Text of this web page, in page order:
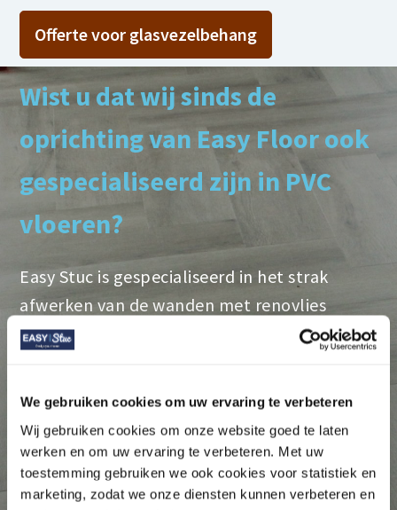
We gebruiken cookies om uw ervaring te verbeteren
Wij gebruiken cookies om onze website goed te laten
werken en om uw ervaring te verbeteren. Met uw
toestemming gebruiken we ook cookies voor statistiek en
marketing, zodat we onze diensten kunnen verbeteren en
Offerte voor glasvezelbehang
Wist u dat wij sinds de
oprichting van Easy Floor ook
gespecialiseerd zijn in PVC
vloeren?
Easy Stuc is gespecialiseerd in het strak
afwerken van de wanden met renovlies
behang. Door de grote vraag naar een PVC
weken laten aanbrengen. Kies voor het
gemak van één aanspreekpunt. Voor de
wanden en vloeren werken wij met eigen